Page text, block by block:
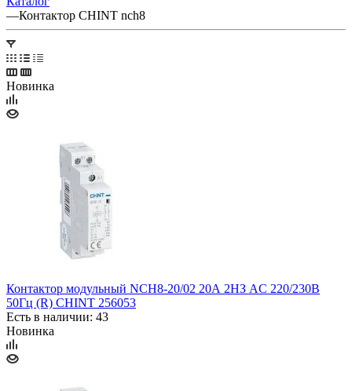
—Контактор CHINT nch8
Новинка
Контактор модульный NCH8-20/02 20А 2НЗ AC 220/230В
50Гц (R) CHINT 256053
Есть в наличии: 43
Новинка